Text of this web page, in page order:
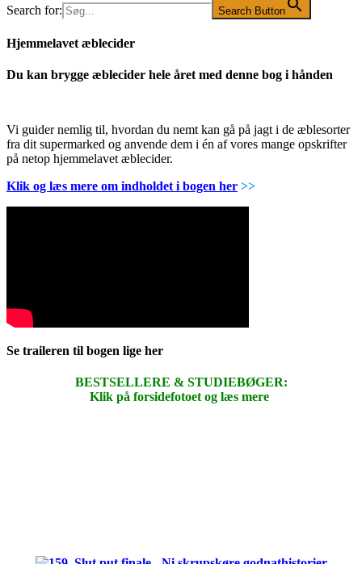
Search for: Search Button
Hjemmelavet æblecider
Du kan brygge æblecider hele året med denne bog i hånden
Vi guider nemlig til, hvordan du nemt kan gå på jagt i de æblesorter
fra dit supermarked og anvende dem i én af vores mange opskrifter
på netop hjemmelavet æblecider.
Klik og læs mere om indholdet i bogen her >>
Se traileren til bogen lige her
BESTSELLERE & STUDIEBØGER:
Klik på forsidefotoet og læs mere